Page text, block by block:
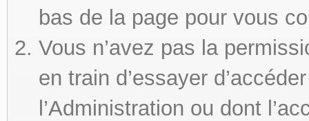
bas de la page pour vous
Vous n’avez pas la
en train d’essayer
l’Administration ou dont